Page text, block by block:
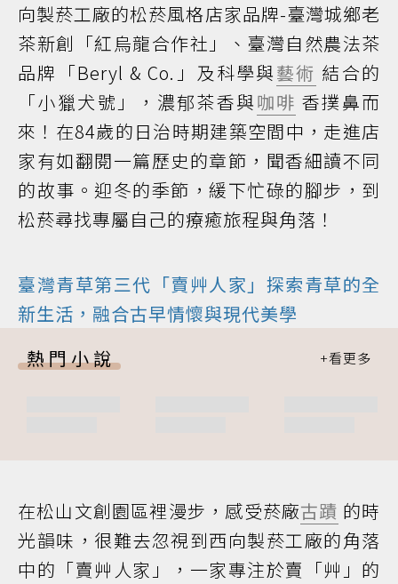
向製菸工廠的松菸風格店家品牌-臺灣城鄉老
茶新創「紅烏龍合作社」、臺灣自然農法茶
品牌「Beryl & Co.」及科學與藝術 結合的
「小獵犬號」，濃郁茶香與咖啡 香撲鼻而
來！在84歲的日治時期建築空間中，走進店
家有如翻閱一篇歷史的章節，聞香細讀不同
的故事。迎冬的季節，緩下忙碌的腳步，到
松菸尋找專屬自己的療癒旅程與角落！
臺灣青草第三代「賣艸人家」探索青草的全
新生活，融合古早情懷與現代美學
熱門小說
在松山文創園區裡漫步，感受菸廠古蹟 的時
光韻味，很難去忽視到西向製菸工廠的角落
中的「賣艸人家」，一家專注於賣「艸」的